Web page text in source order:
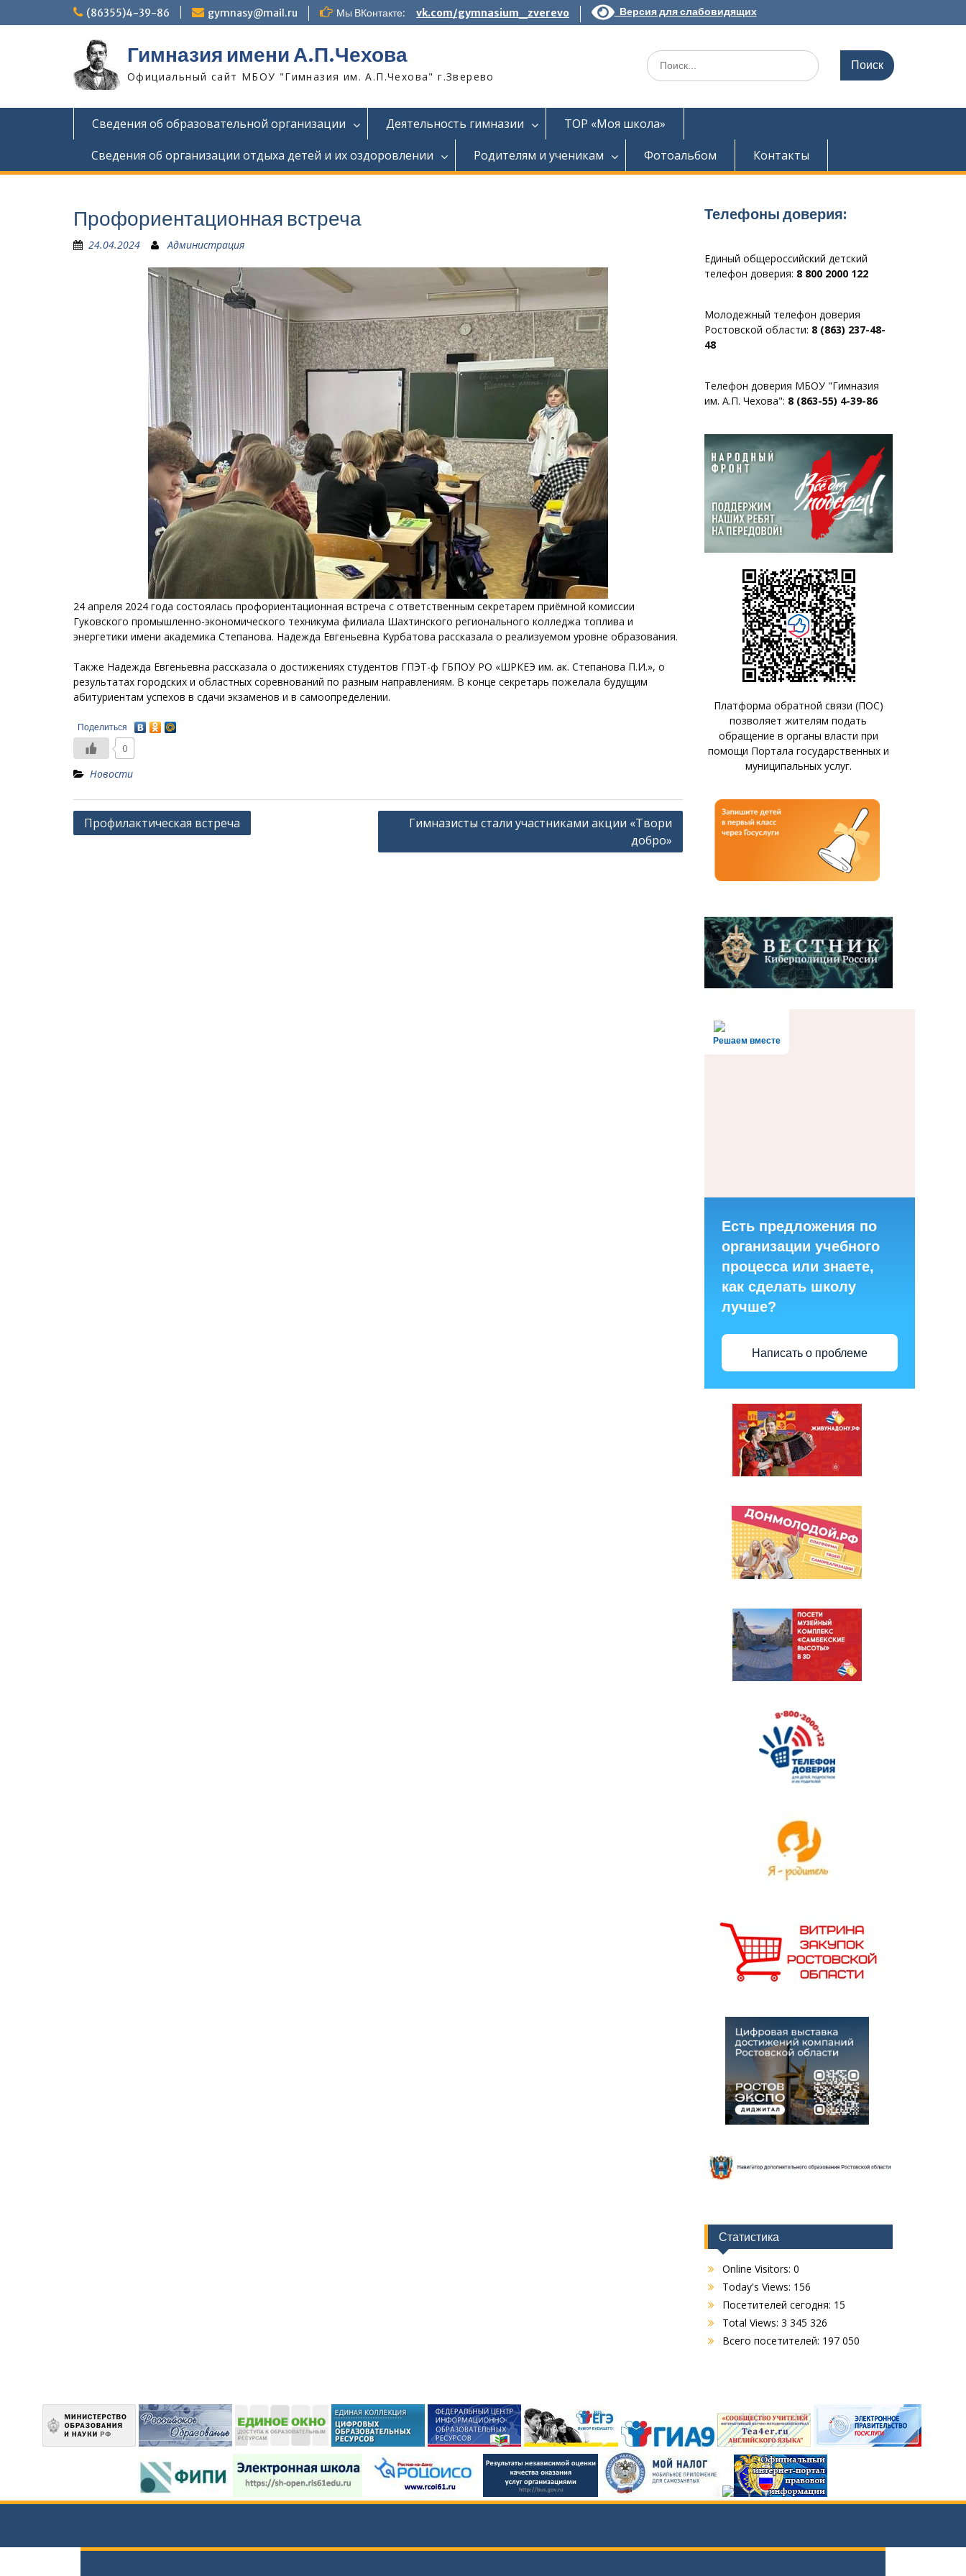
to
(86355)4-39-86 gymnasy@mail.ru Мы ВКонтакте: vk.com/gymnasium_zverevo Версия для слабовидящих
Гимназия имени А.П.Чехова
Официальный сайт МБОУ "Гимназия им. А.П.Чехова" г.Зверево
Search
for:
Сведения об образовательной организации Деятельность гимназии
ТОР «Моя школа»
Сведения об организации отдыха детей и их оздоровлении
Родителям и ученикам Фотоальбом Контакты
Профориентационная встреча
24.04.2024 Администрация
24 апреля 2024 года состоялась профориентационная встреча с ответственным секретарем приёмной комиссии
Гуковского промышленно-экономического техникума филиала Шахтинского регионального колледжа топлива и
энергетики имени академика Степанова. Надежда Евгеньевна Курбатова рассказала о реализуемом уровне образования.
Также Надежда Евгеньевна рассказала о достижениях студентов ГПЭТ-ф ГБПОУ РО «ШРКЕЭ им. ак. Степанова П.И.», о
результатах городских и областных соревнований по разным направлениям. В конце секретарь пожелала будущим
абитуриентам успехов в сдачи экзаменов и в самоопределении.
Поделиться
0
Новости
Навигация
Профилактическая встреча
Гимназисты стали участниками акции «Твори
добро»
Телефоны доверия:
Единый общероссийский детский
телефон доверия: 8 800 2000 122
Молодежный телефон доверия
Ростовской области: 8 (863) 237-48-
48
Телефон доверия МБОУ "Гимназия
им. А.П. Чехова": 8 (863-55) 4-39-86
Платформа обратной связи (ПОС)
позволяет жителям подать
обращение в органы власти при
помощи Портала государственных и
муниципальных услуг.
Решаем вместе
Есть предложения по
организации учебного
процесса или знаете,
как сделать школу
лучше?
Написать о проблеме
Статистика
Online Visitors: 0
Today's Views: 156
Посетителей сегодня: 15
Total Views: 3 345 326
Всего посетителей: 197 050